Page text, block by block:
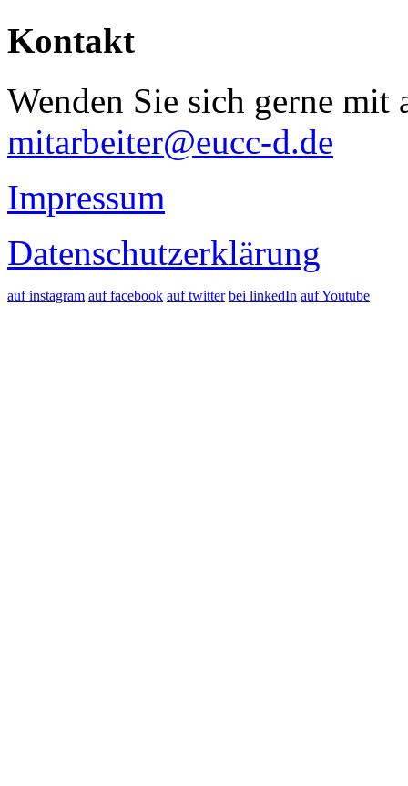
Kontakt
Wenden Sie sich gerne mit
mitarbeiter@eucc-d.de
Impressum
Datenschutzerklärung
auf instagram auf facebook auf twitter bei linkedIn auf Youtube